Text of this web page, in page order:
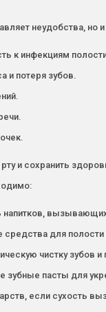
неудобства,
к инфекциям полости
и потеря зубов.
и сохранить
для полости
чистку зубов
пасты для
если сухость